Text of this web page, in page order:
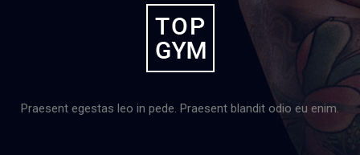
Praesent egestas leo in pede. Praesent blandit odio eu enim.